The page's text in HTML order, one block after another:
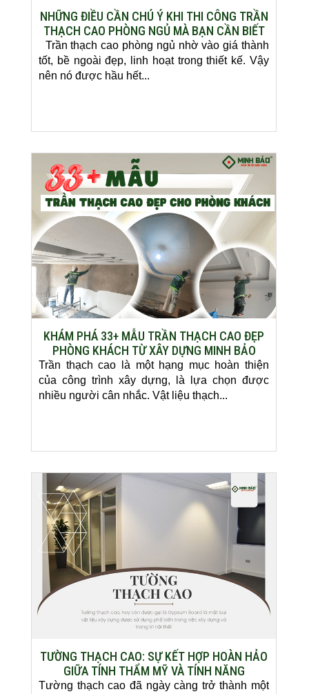
NHỮNG ĐIỀU CẦN CHÚ Ý KHI THI CÔNG TRẦN
THẠCH CAO PHÒNG NGỦ MÀ BẠN CẦN BIẾT
Trần thạch cao phòng ngủ nhờ vào giá thành
tốt, bề ngoài đẹp, linh hoạt trong thiết kế. Vậy
nên nó được hầu hết...
KHÁM PHÁ 33+ MẪU TRẦN THẠCH CAO ĐẸP
PHÒNG KHÁCH TỪ XÂY DỰNG MINH BẢO
Trần thạch cao là một hạng mục hoàn thiện
của công trình xây dựng, là lựa chọn được
nhiều người cân nhắc. Vật liệu thạch...
TƯỜNG THẠCH CAO: SỰ KẾT HỢP HOÀN HẢO
GIỮA TÍNH THẨM MỸ VÀ TÍNH NĂNG
Tường thạch cao đã ngày càng trở thành một